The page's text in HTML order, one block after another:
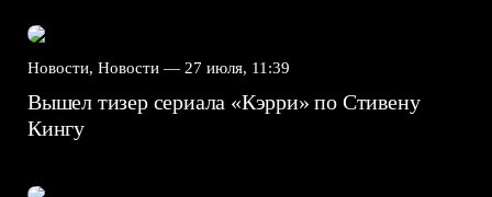
Новости, Новости — 27 июля, 11:39
Вышел тизер сериала «Кэрри» по Стивену
Кингу